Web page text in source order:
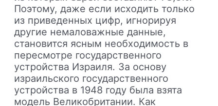
Поэтому, даже если исходить только
из приведенных цифр, игнорируя
другие немаловажные данные,
становится ясным необходимость в
пересмотре государственного
устройства Израиля. За основу
израильского государственного
устройства в 1948 году была взята
модель Великобритании. Как